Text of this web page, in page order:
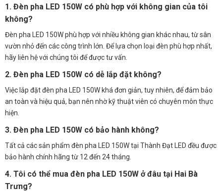
1. Đèn pha LED 150W có phù hợp với không gian của tôi
không?
Đèn pha LED 150W phù hợp với nhiều không gian khác nhau, từ sân
vườn nhỏ đến các công trình lớn. Để lựa chọn loại đèn phù hợp nhất,
hãy liên hệ với chúng tôi để được tư vấn.
2. Đèn pha LED 150W có dễ lắp đặt không?
Việc lắp đặt đèn pha LED 150W khá đơn giản, tuy nhiên, để đảm bảo
an toàn và hiệu quả, bạn nên nhờ kỹ thuật viên có chuyên môn thực
hiện.
3. Đèn pha LED 150W có bảo hành không?
Tất cả các sản phẩm đèn pha LED 150W tại Thành Đạt LED đều được
bảo hành chính hãng từ 12 đến 24 tháng.
4. Tôi có thể mua đèn pha LED 150W ở đâu tại Hai Bà
Trưng?